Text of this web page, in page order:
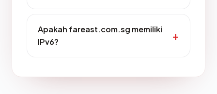
Apakah fareast.com.sg memiliki
IPv6?